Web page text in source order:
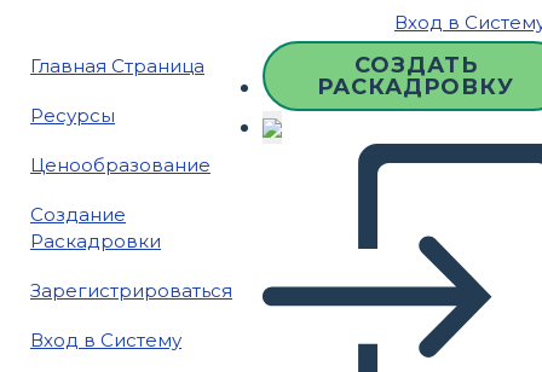
Вход в
Главная Страница
Ресурсы
Ценообразование
Создание
Раскадровки
Зарегистрироваться
Вход в Систему
СОЗДАТЬ
РАСКАДРОВКУ